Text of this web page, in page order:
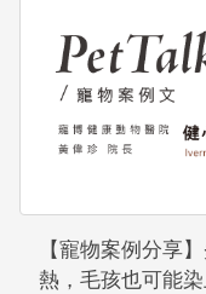
【寵物案例分享
熱，毛孩也可能